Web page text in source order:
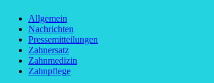
Allgemein
Nachrichten
Pressemitteilungen
Zahnersatz
Zahnmedizin
Zahnpflege